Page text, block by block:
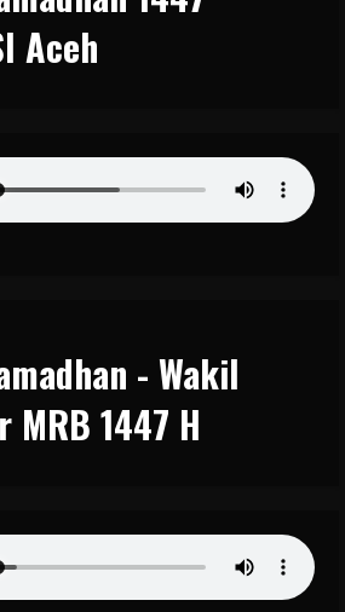
Aceh
- Wakil
MRB 1447 H